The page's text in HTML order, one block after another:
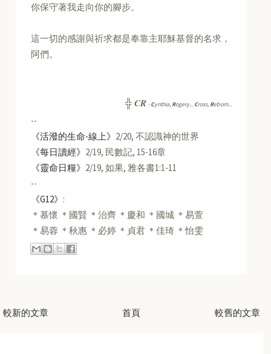
你保守著我走向你的腳步。
這一切的感謝與祈求都是奉靠主耶穌基督的名求，
阿們。
╬CR -Cynthia, Rogery... Cross, Reborn...
--
《活潑的生命-線上》 2/20, 不認識神的世界
《每日讀經》 2/19, 民數記, 15-16章
《靈命日糧》 2/19, 如果, 雅各書1:1-11
--
《G12》 :
＊慕懷 ＊國賢 ＊治齊 ＊慶和 ＊國城 ＊易萱
＊易蓉 ＊秋惠 ＊必婷 ＊貞君 ＊佳琦 ＊怡雯
較新的文章 較舊的文章
首頁